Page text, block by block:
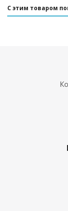
С этим товаром